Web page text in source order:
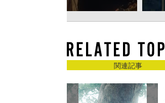
関連記事